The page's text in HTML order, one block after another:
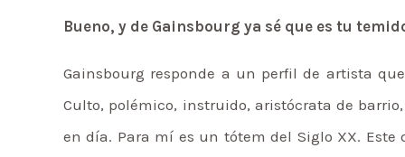
Bueno, y de Gainsbourg ya sé que es tu
Gainsbourg responde a un perfil de artista
Culto, polémico, instruido, aristócrata de
en día. Para mí es un tótem del Siglo XX. Este